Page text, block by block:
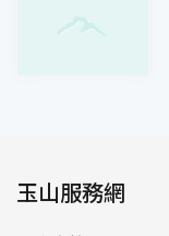
玉山服務網